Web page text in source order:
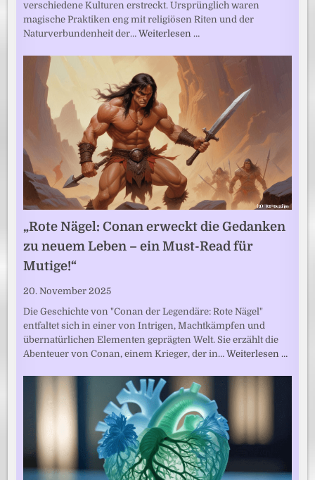
verschiedene Kulturen erstreckt. Ursprünglich waren
magische Praktiken eng mit religiösen Riten und der
Naturverbundenheit der…Weiterlesen …
„Rote Nägel: Conan erweckt die Gedanken
zu neuem Leben – ein Must-Read für
Mutige!“
20. November 2025
Die Geschichte von "Conan der Legendäre: Rote Nägel"
entfaltet sich in einer von Intrigen, Machtkämpfen und
übernatürlichen Elementen geprägten Welt. Sie erzählt die
Abenteuer von Conan, einem Krieger, der in…Weiterlesen …